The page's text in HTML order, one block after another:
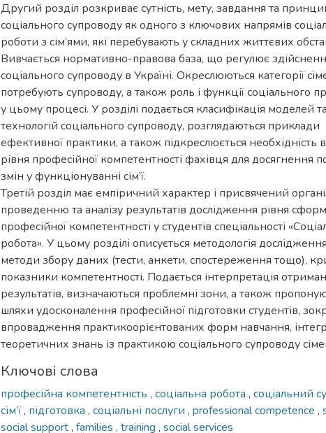
Другий розділ розкриває сутність, мету, завдання та
соціального супроводу як одного з ключових напрямів
роботи з сім’ями, які перебувають у складних життєвих
Вивчається нормативно-правова база, що регулює
соціального супроводу в Україні. Окреслюються категорії
потребують супроводу, а також роль і функції соціального
у цьому процесі. У розділі подається класифікація моделей та
технологій соціального супроводу, розглядаються приклади
ефективної практики, а також підкреслюється необхідність
рівня професійної компетентності фахівця для досягнення
змін у функціонуванні сім’ї.
Третій розділ має емпіричний характер і присвячений
проведенню та аналізу результатів дослідження рівня
професійної компетентності у студентів спеціальності
робота». У цьому розділі описується методологія
методи збору даних (тести, анкети, спостереження тощо),
показники компетентності. Подається інтерпретація
результатів, визначаються проблемні зони, а також
шляхи удосконалення професійної підготовки студентів,
впровадження практикоорієнтованих форм навчання,
теоретичних знань із практикою соціального супроводу
Ключові слова
професійна компетентність , соціальна робота , соціальний
сім’ї, підготовка , соціальні послуги , professional competence ,
social support, families , training , social services